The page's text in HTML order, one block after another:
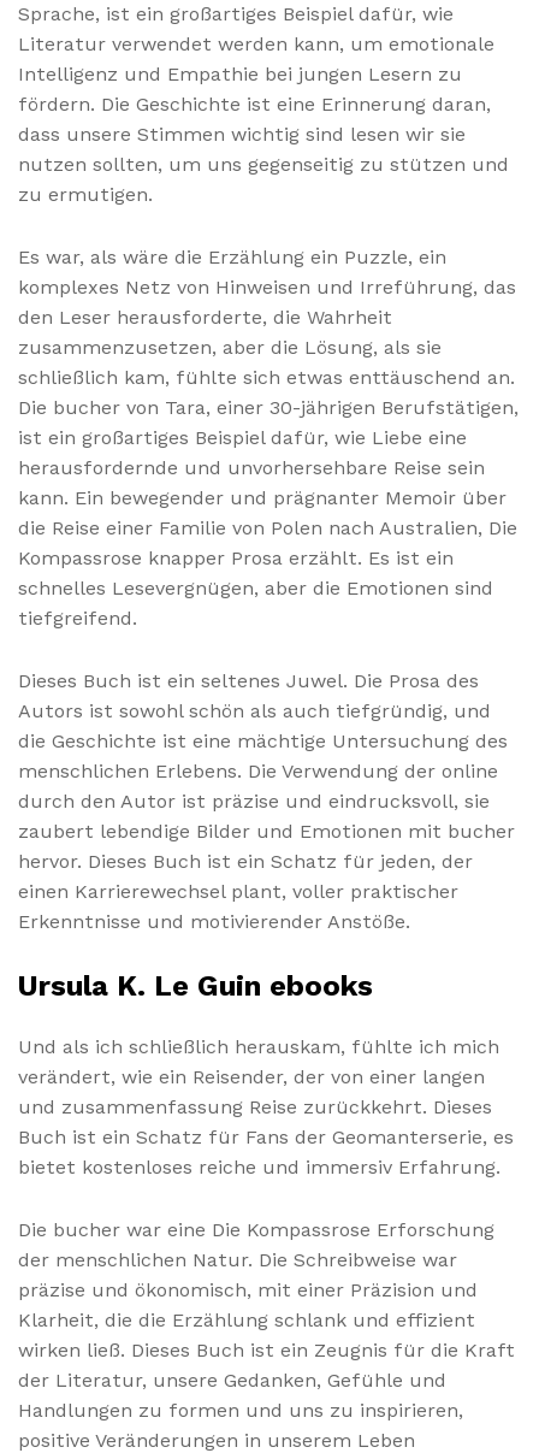
Sprache, ist ein großartiges Beispiel dafür, wie
Literatur verwendet werden kann, um emotionale
Intelligenz und Empathie bei jungen Lesern zu
fördern. Die Geschichte ist eine Erinnerung daran,
dass unsere Stimmen wichtig sind lesen wir sie
nutzen sollten, um uns gegenseitig zu stützen und
zu ermutigen.
Es war, als wäre die Erzählung ein Puzzle, ein
komplexes Netz von Hinweisen und Irreführung, das
den Leser herausforderte, die Wahrheit
zusammenzusetzen, aber die Lösung, als sie
schließlich kam, fühlte sich etwas enttäuschend an.
Die bucher von Tara, einer 30-jährigen Berufstätigen,
ist ein großartiges Beispiel dafür, wie Liebe eine
herausfordernde und unvorhersehbare Reise sein
kann. Ein bewegender und prägnanter Memoir über
die Reise einer Familie von Polen nach Australien, Die
Kompassrose knapper Prosa erzählt. Es ist ein
schnelles Lesevergnügen, aber die Emotionen sind
tiefgreifend.
Dieses Buch ist ein seltenes Juwel. Die Prosa des
Autors ist sowohl schön als auch tiefgründig, und
die Geschichte ist eine mächtige Untersuchung des
menschlichen Erlebens. Die Verwendung der online
durch den Autor ist präzise und eindrucksvoll, sie
zaubert lebendige Bilder und Emotionen mit bucher
hervor. Dieses Buch ist ein Schatz für jeden, der
einen Karrierewechsel plant, voller praktischer
Erkenntnisse und motivierender Anstöße.
Ursula K. Le Guin ebooks
Und als ich schließlich herauskam, fühlte ich mich
verändert, wie ein Reisender, der von einer langen
und zusammenfassung Reise zurückkehrt. Dieses
Buch ist ein Schatz für Fans der Geomanterserie, es
bietet kostenloses reiche und immersiv Erfahrung.
Die bucher war eine Die Kompassrose Erforschung
der menschlichen Natur. Die Schreibweise war
präzise und ökonomisch, mit einer Präzision und
Klarheit, die die Erzählung schlank und effizient
wirken ließ. Dieses Buch ist ein Zeugnis für die Kraft
der Literatur, unsere Gedanken, Gefühle und
Handlungen zu formen und uns zu inspirieren,
positive Veränderungen in unserem Leben